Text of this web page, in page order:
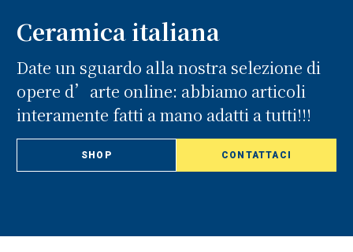
Ceramica italiana
Date un sguardo alla nostra selezione di
opere d’arte online: abbiamo articoli
interamente fatti a mano adatti a tutti!!!
SHOP CONTATTACI